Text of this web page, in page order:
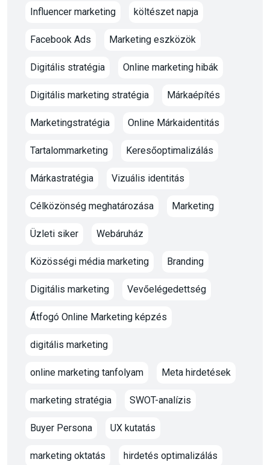
Influencer marketing költészet napja
Facebook Ads Marketing eszközök
Digitális stratégia Online marketing hibák
Digitális marketing stratégia Márkaépítés
Marketingstratégia Online Márkaidentitás
Tartalommarketing Keresőoptimalizálás
Márkastratégia Vizuális identitás
Célközönség meghatározása Marketing
Üzleti siker Webáruház
Közösségi média marketing Branding
Digitális marketing Vevőelégedettség
Átfogó Online Marketing képzés
digitális marketing
online marketing tanfolyam Meta hirdetések
marketing stratégia SWOT-analízis
Buyer Persona UX kutatás
marketing oktatás hirdetés optimalizálás